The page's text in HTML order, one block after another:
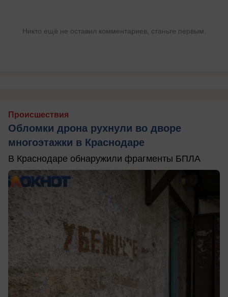
Никто ещё не оставил комментариев, станьте первым.
Происшествия
Обломки дрона рухнули во дворе
многоэтажки в Краснодаре
В Краснодаре обнаружили фрагменты БПЛА